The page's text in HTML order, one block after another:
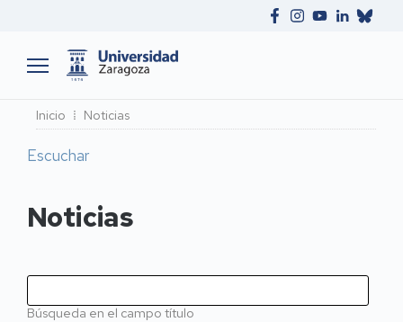
Ruta
de
navegación
Inicio Noticias
Escuchar
Noticias
Búsqueda en el campo título